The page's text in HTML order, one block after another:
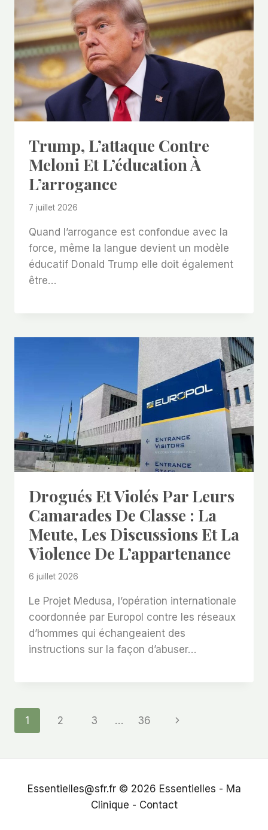
Trump, L’attaque Contre
Meloni Et L’éducation À
L’arrogance
7 juillet 2026
Quand l’arrogance est confondue avec la
force, même la langue devient un modèle
éducatif Donald Trump elle doit également
être…
Drogués Et Violés Par Leurs
Camarades De Classe : La
Meute, Les Discussions Et La
Violence De L’appartenance
6 juillet 2026
Le Projet Medusa, l’opération internationale
coordonnée par Europol contre les réseaux
d’hommes qui échangeaient des
instructions sur la façon d’abuser…
Page
1 2 3 … 36
Next
Essentielles@sfr.fr © 2026 Essentielles - Ma
Clinique - Contact